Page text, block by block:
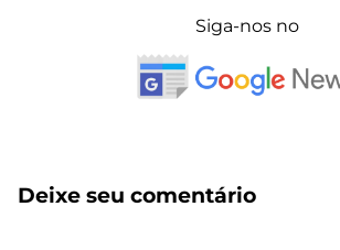
Siga-nos no
Deixe seu comentário